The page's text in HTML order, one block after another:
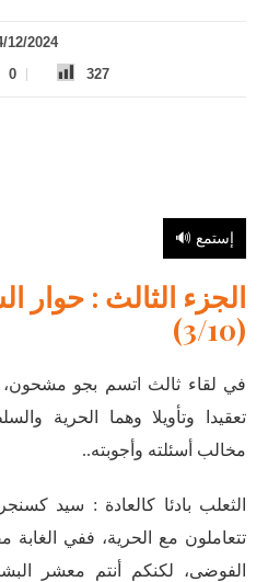
12/2024
0 327
🔊 إستمع
الجزء الثالث : حوار
(3/10)
في لقاء ثالث اتسم بجو مشحون،
تعقيدا وتأويلا وهما الحرية
مخالب أسئلته وأجوبته..
الثعلب بادئا كالعادة : سيد
تتعاملون مع الحرية، ففي الغابة
الفوضى، لكنكم أنتم معشر